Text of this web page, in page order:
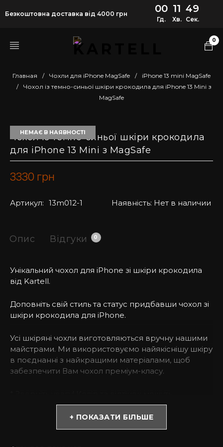
Безкоштовна доставка від 4000 грн 00
Гд.
11
Хв.
49
Сек.
0
Главная / Чохли для iPhone MagSafe /
iPhone 13 mini MagSafe
/
Чохол із темно-синьої шкіри крокодила для iPhone 13 Mini з
MagSafe
НЕМАЄ В НАЯВНОСТІ
Чохол із темно-синьої шкіри крокодила
для iPhone 13 Mini з MagSafe
3330 грн
Артикул: 13m012-1 Наявність: Нет в наличии
Опис Відгуки 0
Унікальний чохол для iPhone зі шкіри крокодила
від Kartell.
Доповніть свій стиль та статус придбавши чохол зі
шкіри крокодила для iPhone.
Усі шкіряні чохли виготовляються вручну нашими
майстрами. Ми використовуємо найякіснішу шкіру
в поєднанні з найкращими матеріалами, щоб
забезпечити Вам чохол преміум-класу.
відрізнятися залежно від налаштувань монітора
(яскравість, контраст, насиченість), а також
+ ПОКАЗАТИ БІЛЬШЕ